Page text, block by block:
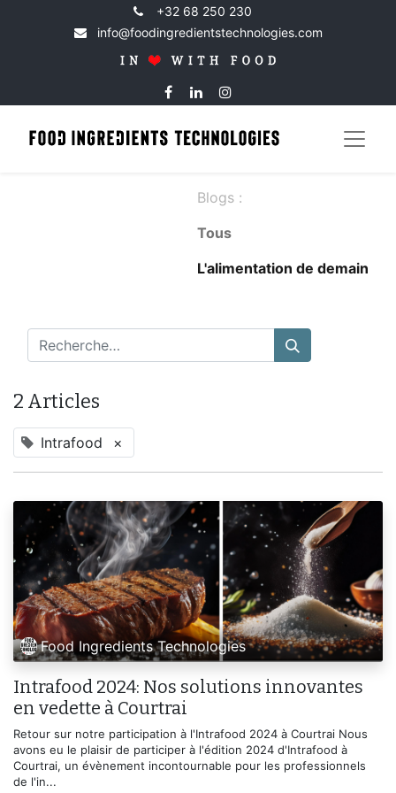
+32 68 250 230
info@foodingredientstechnologies.com
Blogs :
Tous
​L'alimentation de demain
2 Articles
Intrafood ×
Food Ingredients Technologies
Intrafood 2024: Nos solutions innovantes
en vedette à Courtrai
Retour sur notre participation à l'Intrafood 2024 à Courtrai Nous
avons eu le plaisir de participer à l'édition 2024 d'Intrafood à
Courtrai, un évènement incontournable pour les professionnels
de l'in...